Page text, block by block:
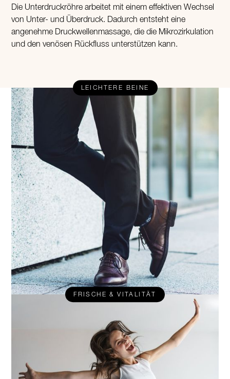
Die Unterdruckröhre arbeitet mit einem effektiven Wechsel
von Unter- und Überdruck. Dadurch entsteht eine
angenehme Druckwellenmassage, die die Mikrozirkulation
und den venösen Rückfluss unterstützen kann.
LEICHTERE BEINE
FRISCHE & VITALITÄT